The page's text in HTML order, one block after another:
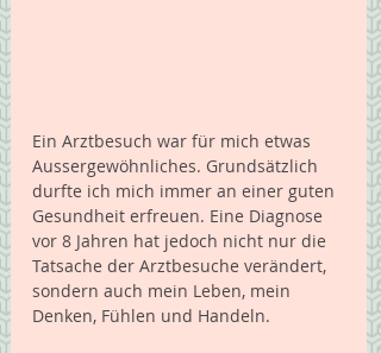
Ein Arztbesuch war für mich etwas
Aussergewöhnliches. Grundsätzlich
durfte ich mich immer an einer guten
Gesundheit erfreuen. Eine Diagnose
vor 8 Jahren hat jedoch nicht nur die
Tatsache der Arztbesuche verändert,
sondern auch mein Leben, mein
Denken, Fühlen und Handeln.